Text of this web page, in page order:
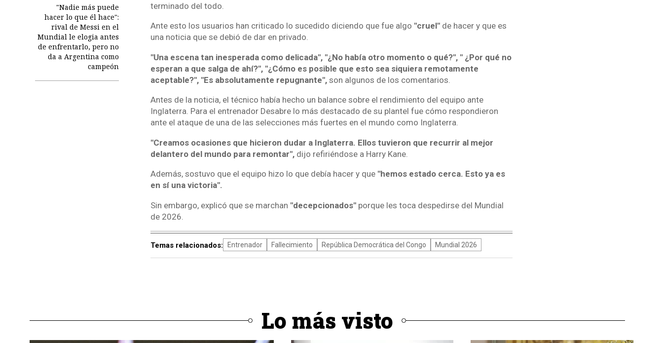
"Nadie más puede
hacer lo que él hace":
rival de Messi en el
Mundial le elogia antes
de enfrentarlo, pero no
da a Argentina como
campeón
terminado del todo.
Ante esto los usuarios han criticado lo sucedido diciendo que fue algo "cruel"de hacer y que es
una noticia que se debió de dar en privado.
"Una escena tan inesperada como delicada", "¿No había otro momento o qué?", " ¿Por qué no
esperan a que salga de ahí?", "¿Cómo es posible que esto sea siquiera remotamente
aceptable?", "Es absolutamente repugnante",son algunos de los comentarios.
Antes de la noticia, el técnico había hecho un balance sobre el rendimiento del equipo ante
Inglaterra. Para el entrenador Desabre lo más destacado de su plantel fue cómo respondieron
ante el ataque de una de las selecciones más fuertes en el mundo como Inglaterra.
"Creamos ocasiones que hicieron dudar a Inglaterra. Ellos tuvieron que recurrir al mejor
delantero del mundo para remontar",dijo refiriéndose a Harry Kane.
Además, sostuvo que el equipo hizo lo que debía hacer y que "hemos estado cerca. Esto ya es
en sí una victoria".
Sin embargo, explicó que se marchan "decepcionados"porque les toca despedirse del Mundial
de 2026.
Temas relacionados: Entrenador Fallecimiento República Democrática del Congo Mundial 2026
Lo más visto